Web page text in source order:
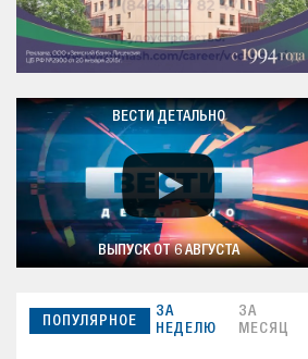
ВЕСТИ ДЕТАЛЬНО
ВЫПУСК ОТ 6 АВГУСТА
ПОПУЛЯРНОЕ
ЗА
НЕДЕЛЮ
ЗА
МЕСЯЦ